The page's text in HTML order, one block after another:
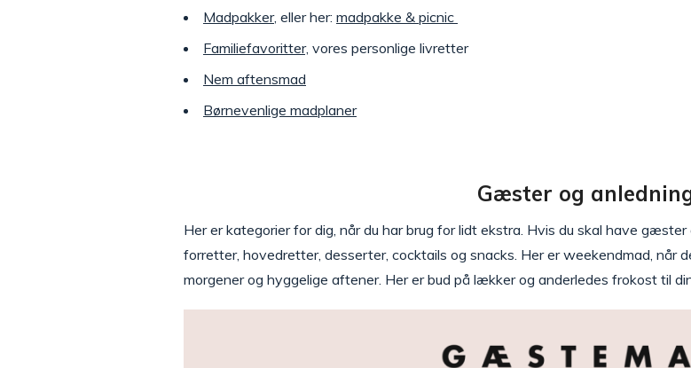
Madpakker, eller her: madpakke & picnic
Familiefavoritter, vores personlige livretter
Nem aftensmad
Børnevenlige madplaner
Gæster og
Her er kategorier for dig, når du har brug for lidt ekstra. Hvis du skal have
forretter, hovedretter, desserter, cocktails og snacks. Her er weekendmad, når
morgener og hyggelige aftener. Her er bud på lækker og anderledes frokost til